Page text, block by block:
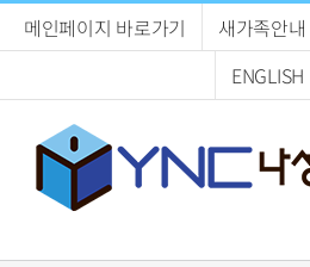
메인페이지 바로가기 새가족안내
ENGLISH